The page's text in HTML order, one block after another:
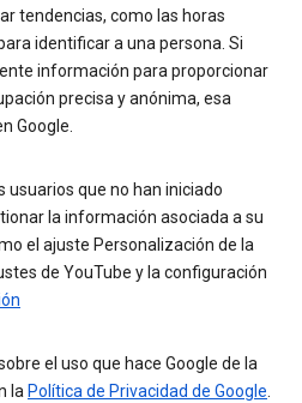
tendencias, como las horas
identificar a una persona. Si
información para proporcionar
precisa y anónima, esa
Google.
usuarios que no han iniciado
la información asociada a su
el ajuste Personalización de la
de YouTube y la configuración
el uso que hace Google de la
la Política de Privacidad de Google.